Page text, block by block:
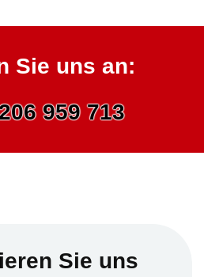
Sie uns an:
959 713
Sie uns